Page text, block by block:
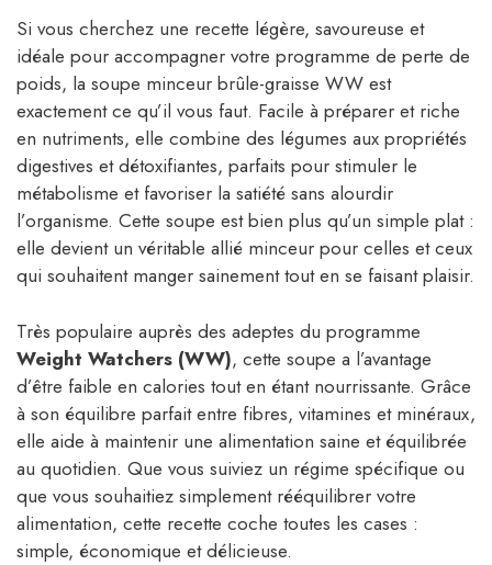
Si vous cherchez une recette légère, savoureuse et
idéale pour accompagner votre programme de perte de
poids, la soupe minceur brûle-graisse WW est
exactement ce qu’il vous faut. Facile à préparer et riche
en nutriments, elle combine des légumes aux propriétés
digestives et détoxifiantes, parfaits pour stimuler le
métabolisme et favoriser la satiété sans alourdir
l’organisme. Cette soupe est bien plus qu’un simple plat :
elle devient un véritable allié minceur pour celles et ceux
qui souhaitent manger sainement tout en se faisant plaisir.
Très populaire auprès des adeptes du programme
Weight Watchers (WW), cette soupe a l’avantage
d’être faible en calories tout en étant nourrissante. Grâce
à son équilibre parfait entre fibres, vitamines et minéraux,
elle aide à maintenir une alimentation saine et équilibrée
au quotidien. Que vous suiviez un régime spécifique ou
que vous souhaitiez simplement rééquilibrer votre
alimentation, cette recette coche toutes les cases :
simple, économique et délicieuse.